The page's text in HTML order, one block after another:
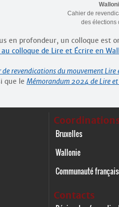
Cahier de
des élections
en profondeur, un colloque est
colloque de Lire et Écrire en
de revendications du mouvement
que le Mémorandum 2024 de Lire et
Bruxelles
Wallonie
Communauté
Contacts